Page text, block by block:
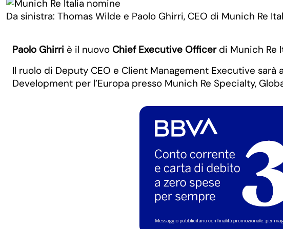
Da sinistra: Thomas Wilde e Paolo Ghirri, CEO di Munich Re
Paolo Ghirri è il nuovo Chief Executive Officerdi Munich Re
Il ruolo di Deputy CEO e Client Management Executive
Development per l’Europa presso Munich Re Specialty,